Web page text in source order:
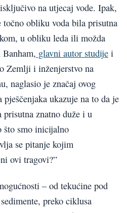
na utjecaj vode. Ipak,
točno obliku voda bila prisutna
u obliku leda ili možda
Banham, glavni autor studije i
Zemlji i inženjerstvo na
naglasio je značaj ovog
ukazuje na to da je
znatno duže i u
što smo inicijalno
se pitanje kojim
ovi tragovi?”
– od tekućine pod
preko ciklusa